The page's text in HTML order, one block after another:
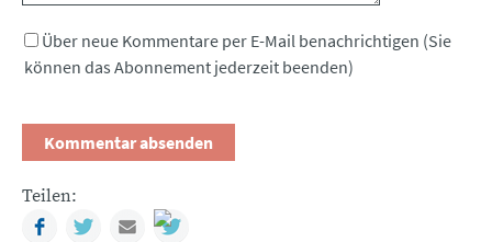
Über neue Kommentare per E-Mail benachrichtigen (Sie
können das Abonnement jederzeit beenden)
Teilen:
FacebookTwitterMail